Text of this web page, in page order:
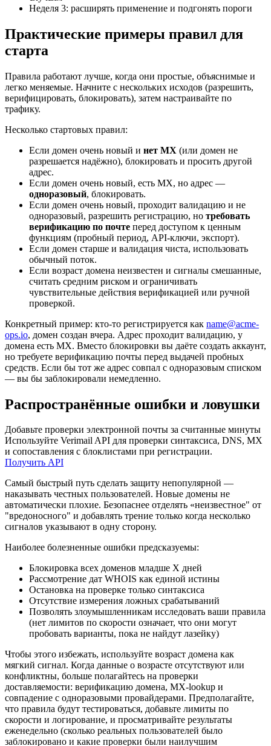
Неделя 3: расширять применение и подгонять пороги
Практические примеры правил для
старта
Правила работают лучше, когда они простые, объяснимые и
легко меняемые. Начните с нескольких исходов (разрешить,
верифицировать, блокировать), затем настраивайте по
трафику.
Несколько стартовых правил:
Если домен очень новый и нет MX (или домен не
разрешается надёжно), блокировать и просить другой
адрес.
Если домен очень новый, есть MX, но адрес —
одноразовый, блокировать.
Если домен очень новый, проходит валидацию и не
одноразовый, разрешить регистрацию, но требовать
верификацию по почте перед доступом к ценным
функциям (пробный период, API‑ключи, экспорт).
Если домен старше и валидация чиста, использовать
обычный поток.
Если возраст домена неизвестен и сигналы смешанные,
считать средним риском и ограничивать
чувствительные действия верификацией или ручной
проверкой.
Конкретный пример: кто‑то регистрируется как name@acme-
ops.io, домен создан вчера. Адрес проходит валидацию, у
домена есть MX. Вместо блокировки вы даёте создать аккаунт,
но требуете верификацию почты перед выдачей пробных
средств. Если бы тот же адрес совпал с одноразовым списком
— вы бы заблокировали немедленно.
Распространённые ошибки и ловушки
Добавьте проверки электронной почты за считанные минуты
Используйте Verimail API для проверки синтаксиса, DNS, MX
и сопоставления с блоклистами при регистрации.
Получить API
Самый быстрый путь сделать защиту непопулярной —
наказывать честных пользователей. Новые домены не
автоматически плохие. Безопаснее отделять «неизвестное" от
"вредоносного" и добавлять трение только когда несколько
сигналов указывают в одну сторону.
Наиболее болезненные ошибки предсказуемы:
Блокировка всех доменов младше X дней
Рассмотрение дат WHOIS как единой истины
Остановка на проверке только синтаксиса
Отсутствие измерения ложных срабатываний
Позволять злоумышленникам исследовать ваши правила
(нет лимитов по скорости означает, что они могут
пробовать варианты, пока не найдут лазейку)
Чтобы этого избежать, используйте возраст домена как
мягкий сигнал. Когда данные о возрасте отсутствуют или
конфликтны, больше полагайтесь на проверки
доставляемости: верификацию домена, MX‑lookup и
совпадение с одноразовыми провайдерами. Предполагайте,
что правила будут тестироваться, добавьте лимиты по
скорости и логирование, и просматривайте результаты
еженедельно (сколько реальных пользователей было
заблокировано и какие проверки были наилучшим